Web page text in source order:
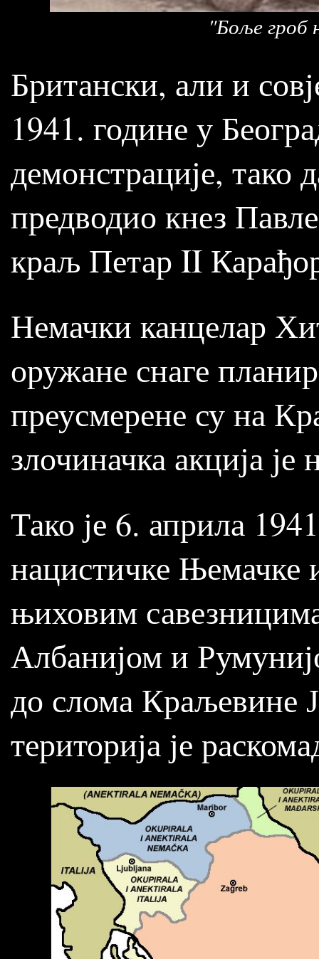
"Боље гроб
Британски, али и
1941. године у
демонстрације, тако
предводио кнез
краљ Петар II
Немачки канцелар
оружане снаге
преусмерене су на
злочиначка акција је
Тако је 6. априла
нацистичке Њемачке
њиховим
Албанијом и
до слома Краљевине
територија је